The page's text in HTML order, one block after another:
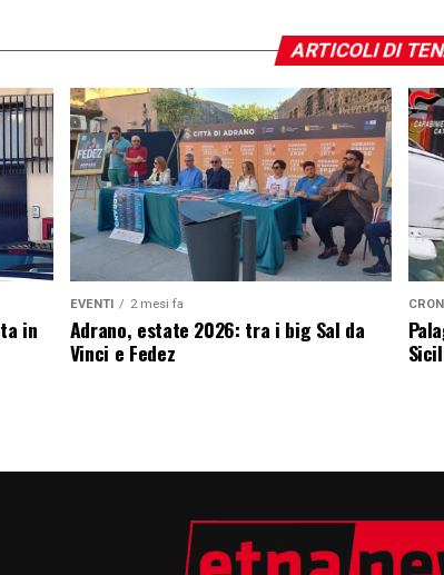
ARTICOLI DI
in
EVENTI 2 mesi fa
Adrano, estate 2026: tra i big Sal da
Vinci e Fedez